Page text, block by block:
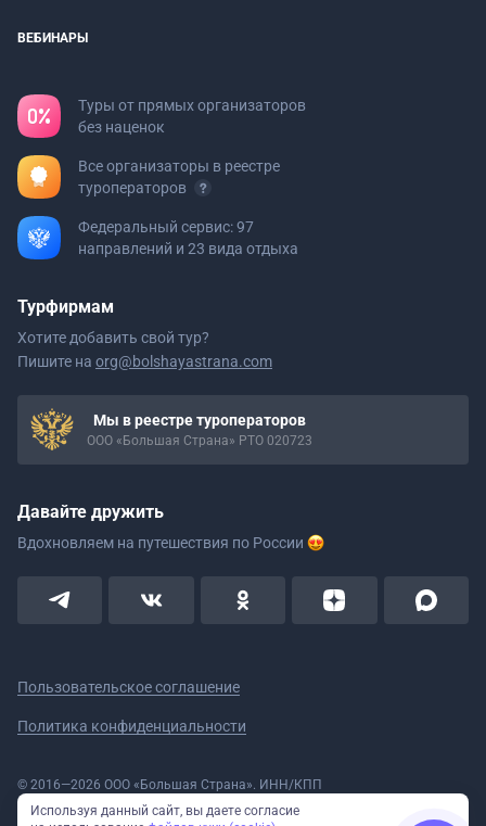
ВЕБИНАРЫ
Туры от прямых организаторов
без наценок
Все организаторы в реестре
туроператоров
Федеральный сервис: 97
направлений и 23 вида отдыха
Турфирмам
Хотите добавить свой тур?
Пишите на org@bolshayastrana.com
Мы в реестре туроператоров
ООО «Большая Страна» РТО 020723
Давайте дружить
Вдохновляем на путешествия по России
Пользовательское соглашение
Политика конфиденциальности
© 2016—2026 ООО «Большая Страна». ИНН/КПП
5908078160/590801001 ОГРН 1185958020533
Номер в реестре Роскомнадзора № 59-18-006319 (Приказ № 321 от
Используя данный сайт, вы даете согласие